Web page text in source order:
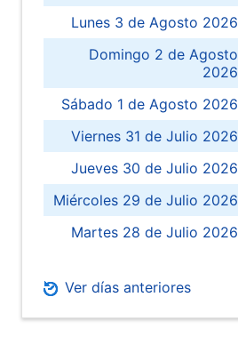
Lunes 3 de Agosto 2026
Domingo 2 de Agosto
2026
Sábado 1 de Agosto 2026
Viernes 31 de Julio 2026
Jueves 30 de Julio 2026
Miércoles 29 de Julio 2026
Martes 28 de Julio 2026
Ver días anteriores